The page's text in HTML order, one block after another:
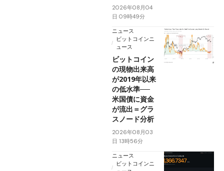
2026年08月04
日 09時49分
ニュース
ビットコインニ
ュース
ビットコイン
の現物出来高
が2019年以来
の低水準──
米国債に資金
が流出＝グラ
スノード分析
2026年08月03
日 13時56分
ニュース
ビットコインニ